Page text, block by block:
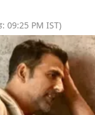
09:25 PM IST)